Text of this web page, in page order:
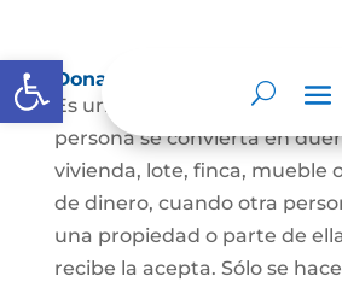
Abrir barra de herramientas
Donación
Es uno de los contratos cuyo
persona se convierta en
vivienda, lote, finca, mueble
de dinero, cuando otra
una propiedad o parte de
recibe la acepta. Sólo se